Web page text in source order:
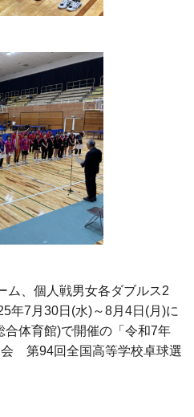
ム、個人戦男女各ダブルス2
年7月30日(水)～8月4日(月)に
合体育館)で開催の「令和7年
第94回全国高等学校卓球選